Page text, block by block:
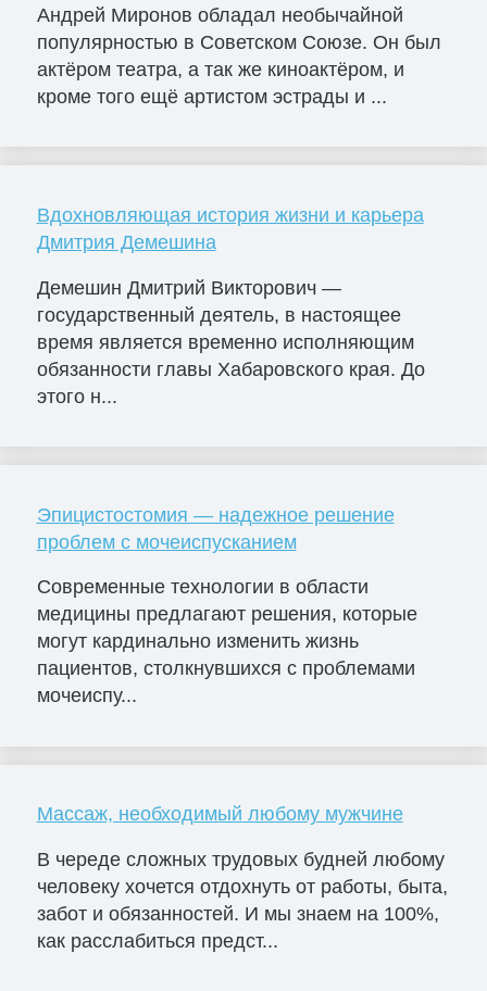
Андрей Миронов обладал необычайной
популярностью в Советском Союзе. Он был
актёром театра, а так же киноактёром, и
кроме того ещё артистом эстрады и ...
Вдохновляющая история жизни и карьера
Дмитрия Демешина
Демешин Дмитрий Викторович —
государственный деятель, в настоящее
время является временно исполняющим
обязанности главы Хабаровского края. До
этого н...
Эпицистостомия — надежное решение
проблем с мочеиспусканием
Современные технологии в области
медицины предлагают решения, которые
могут кардинально изменить жизнь
пациентов, столкнувшихся с проблемами
мочеиспу...
Массаж, необходимый любому мужчине
В череде сложных трудовых будней любому
человеку хочется отдохнуть от работы, быта,
забот и обязанностей. И мы знаем на 100%,
как расслабиться предст...